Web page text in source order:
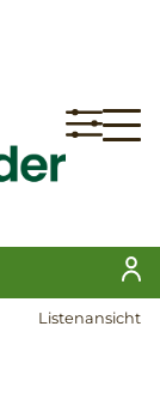
Listenansicht